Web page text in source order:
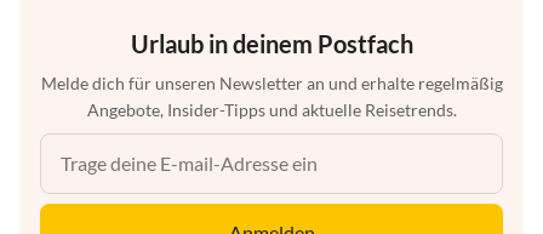
Urlaub in deinem Postfach
Melde dich für unseren Newsletter an und erhalte regelmäßig
Angebote, Insider-Tipps und aktuelle Reisetrends.